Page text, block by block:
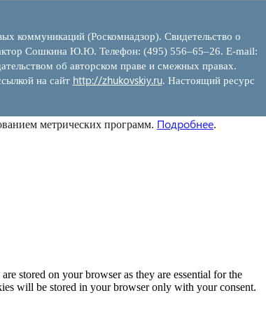
коммуникаций (Роскомнадзор). Свидетельство о
Сошкина Ю.Ю. Телефон: (495) 556–65–26. E‑mail:
об авторском праве и смежных правах.
на сайт http://zhukovskiy.ru. Настоящий ресурс
метрических программ. Подробнее.
stored on your browser as they are essential for the
will be stored in your browser only with your consent.